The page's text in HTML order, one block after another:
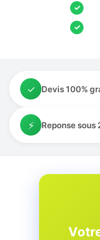
✓
✓
✓ Devis 100%
⚡ Reponse sous